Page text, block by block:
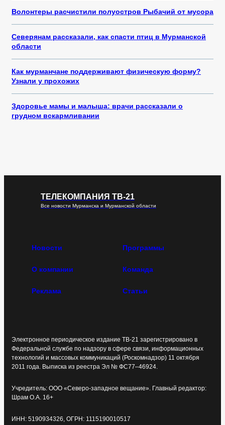
Волонтеры расчистили полуостров Рыбачий от мусора
Северянам рассказали, как спасти птиц в Мурманской
области
Как мурманчане поддерживают физическую форму?
Узнали у прохожих
Здоровье мамы и малыша: врачи рассказали о
грудном вскармливании
ТЕЛЕКОМПАНИЯ ТВ-21
Все новости Мурманска и Мурманской области
Новости Программы
О компании Команда
Реклама Статьи
Электронное периодическое издание ТВ-21 зарегистрировано в
Федеральной службе по надзору в сфере связи, информационных
технологий и массовых коммуникаций (Роскомнадзор) 11 октября
2011 года. Выписка из реестра Эл № ФС77–46924.
Учредитель: ООО «Северо-западное вещание». Главный редактор:
Шрам О.А. 16+
ИНН: 5190934326, ОГРН: 1115190010517